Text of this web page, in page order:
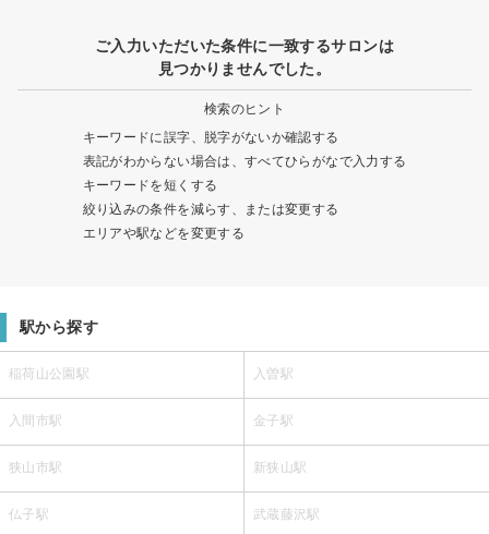
ご入力いただいた条件に一致するサロンは
見つかりませんでした。
検索のヒント
キーワードに誤字、脱字がないか確認する
表記がわからない場合は、すべてひらがなで入力する
キーワードを短くする
絞り込みの条件を減らす、または変更する
エリアや駅などを変更する
駅から探す
稲荷山公園駅 入曽駅
入間市駅 金子駅
狭山市駅 新狭山駅
仏子駅 武蔵藤沢駅